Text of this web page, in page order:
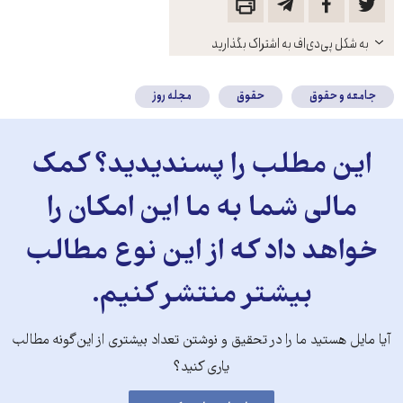
باز
کنید
به شکل پی‌دی‌اف به اشتراک بگذارید
جامعه و حقوق حقوق مجله روز
این مطلب را پسندیدید؟ کمک
مالی شما به ما این امکان را
خواهد داد که از این نوع مطالب
بیشتر منتشر کنیم.
آیا مایل هستید ما را در تحقیق و نوشتن تعداد بیشتری از این‌گونه مطالب
یاری کنید؟